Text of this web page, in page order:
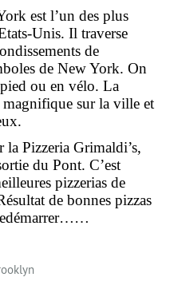
est l’un des plus
Unis. Il traverse
de
de New York. On
ou en vélo. La
magnifique sur la ville et
la Pizzeria Grimaldi’s,
du Pont. C’est
pizzerias de
de bonnes pizzas